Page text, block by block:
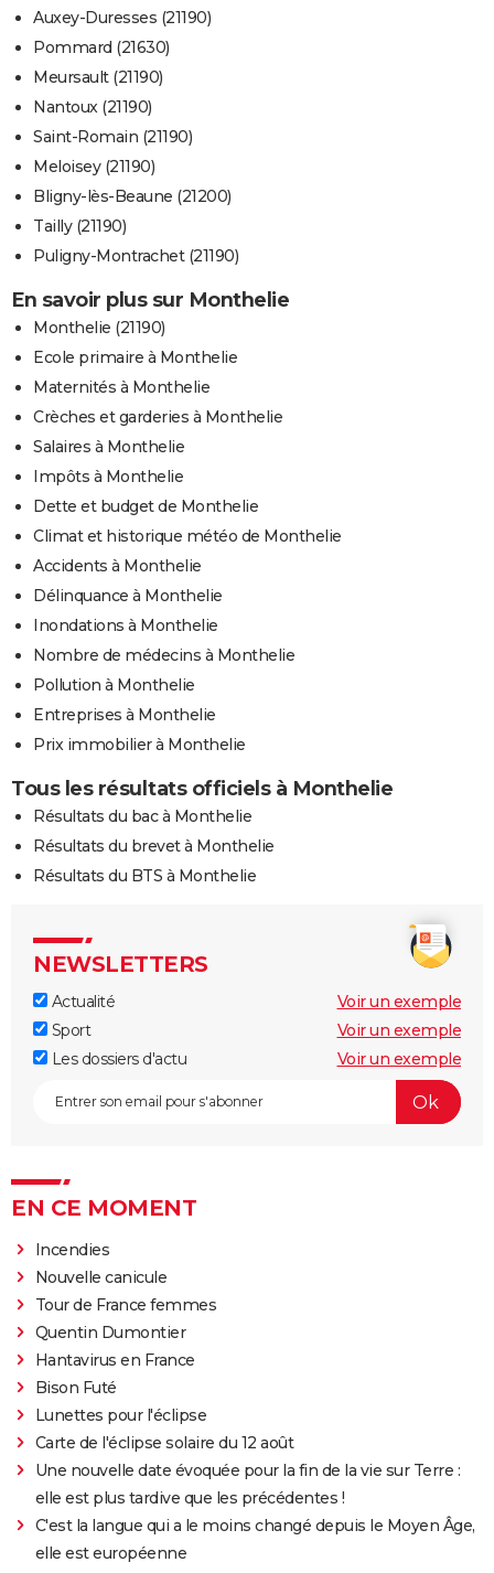
Auxey-Duresses (21190)
Pommard (21630)
Meursault (21190)
Nantoux (21190)
Saint-Romain (21190)
Meloisey (21190)
Bligny-lès-Beaune (21200)
Tailly (21190)
Puligny-Montrachet (21190)
En savoir plus sur Monthelie
Monthelie (21190)
Ecole primaire à Monthelie
Maternités à Monthelie
Crèches et garderies à Monthelie
Salaires à Monthelie
Impôts à Monthelie
Dette et budget de Monthelie
Climat et historique météo de Monthelie
Accidents à Monthelie
Délinquance à Monthelie
Inondations à Monthelie
Nombre de médecins à Monthelie
Pollution à Monthelie
Entreprises à Monthelie
Prix immobilier à Monthelie
Tous les résultats officiels à Monthelie
Résultats du bac à Monthelie
Résultats du brevet à Monthelie
Résultats du BTS à Monthelie
NEWSLETTERS
Actualité
Voir un exemple
Sport
Voir un exemple
Les dossiers d'actu
Voir un exemple
EN CE MOMENT
Incendies
Nouvelle canicule
Tour de France femmes
Quentin Dumontier
Hantavirus en France
Bison Futé
Lunettes pour l'éclipse
Carte de l'éclipse solaire du 12 août
Une nouvelle date évoquée pour la fin de la vie sur Terre :
elle est plus tardive que les précédentes !
C'est la langue qui a le moins changé depuis le Moyen Âge,
elle est européenne